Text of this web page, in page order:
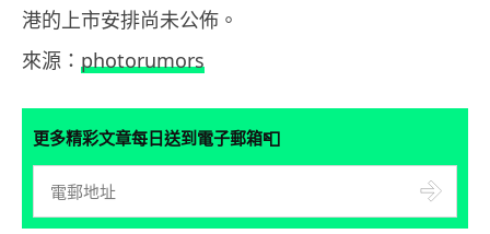
港的上市安排尚未公佈。
來源： photorumors
更多精彩文章每日送到電子郵箱📮